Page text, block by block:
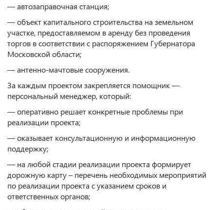
— автозаправочная станция;
— объект капитального строительства на земельном
участке, предоставляемом в аренду без проведения
торгов в соответствии с распоряжением Губернатора
Московской области;
— антенно-мачтовые сооружения.
За каждым проектом закрепляется помощник —
персональный менеджер, который:
— оперативно решает конкретные проблемы при
реализации проекта;
— оказывает консультационную и информационную
поддержку;
— на любой стадии реализации проекта формирует
дорожную карту – перечень необходимых мероприятий
по реализации проекта с указанием сроков и
ответственных органов;